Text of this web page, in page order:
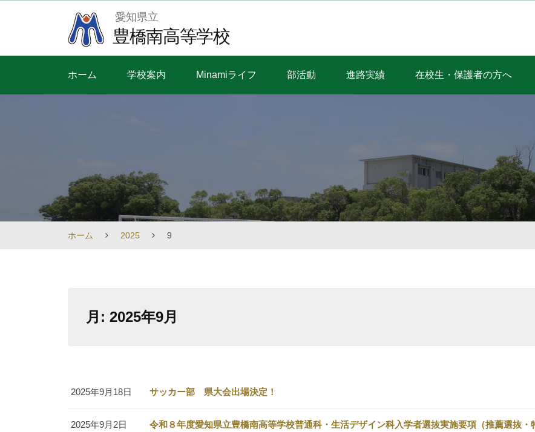
愛知県立
豊橋南高等学校
ホーム 学校案内 Minamiライフ 部活動 進路実績 在校生・保護者の方へ
ホーム 2025 9
月: 2025年9月
2025年9月18日 サッカー部 県大会出場決定！
2025年9月2日
令和８年度愛知県立豊橋南高等学校普通科・生活デザイン科入学者選抜実施要項（推薦選抜・